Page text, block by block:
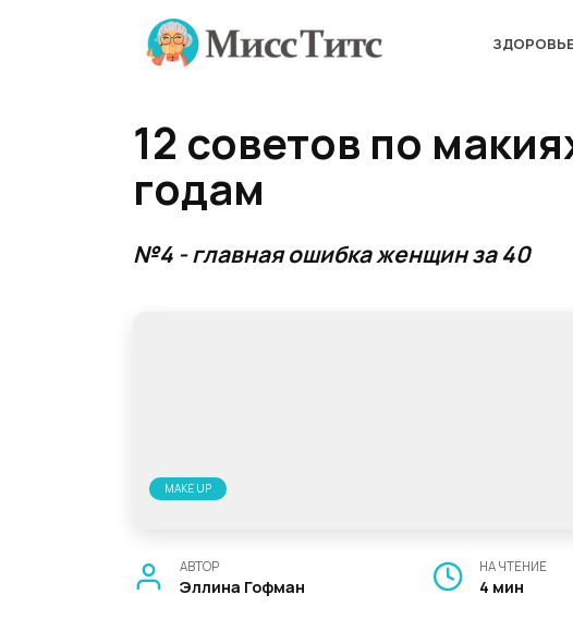
ЗДОРОВЬЕ
12 советов по
годам
№4 - главная ошибка женщин за 40
MAKE UP
АВТОР
Эллина Гофман
НА ЧТЕНИЕ
4 мин